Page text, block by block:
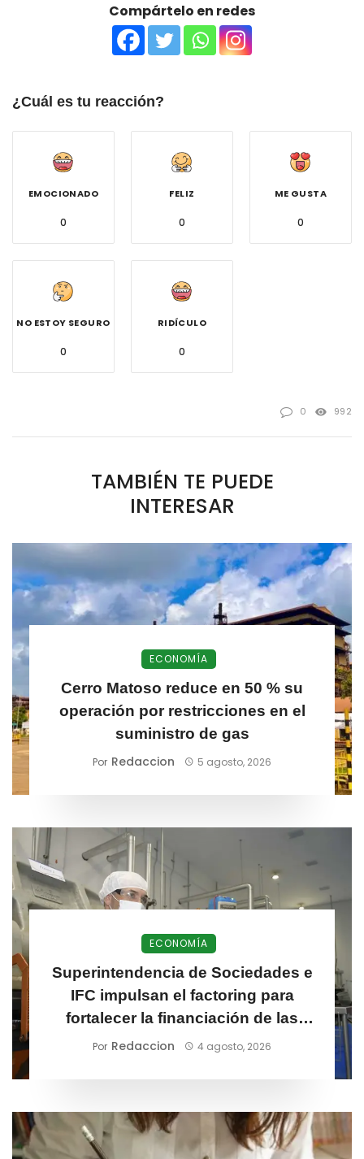
Compártelo en redes
¿Cuál es tu reacción?
EMOCIONADO
0
FELIZ
0
ME GUSTA
0
NO ESTOY SEGURO
0
RIDÍCULO
0
0 992
TAMBIÉN TE PUEDE
INTERESAR
ECONOMÍA
Cerro Matoso reduce en 50 % su
operación por restricciones en el
suministro de gas
Por Redaccion 5 agosto, 2026
ECONOMÍA
Superintendencia de Sociedades e
IFC impulsan el factoring para
fortalecer la financiación de las
MiPymes
Por Redaccion 4 agosto, 2026